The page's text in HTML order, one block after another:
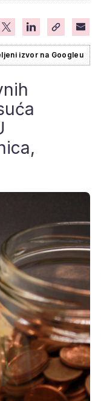
izvor na Googleu